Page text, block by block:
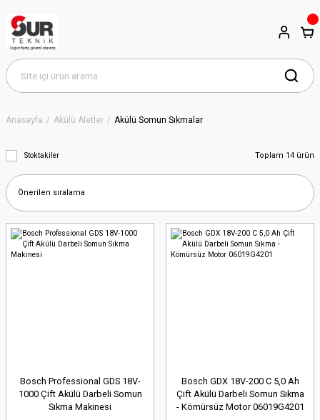
Anasayfa Akülü Aletler Akülü Somun Sıkmalar
Stoktakiler Toplam 14 ürün
Bosch Professional GDS 18V-
1000 Çift Akülü Darbeli Somun
Sıkma Makinesi
Bosch GDX 18V-200 C 5,0 Ah
Çift Akülü Darbeli Somun Sıkma
- Kömürsüz Motor 06019G4201